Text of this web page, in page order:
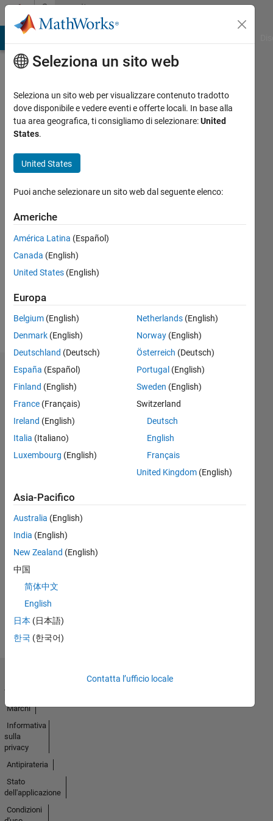
Vai al contenutoCommunity
Profile
jun
seen:
circa
anno fa
dal 2024
Following:
Follow
Badge
No
Badges
Earned
Guarda
tutto
Badge
Seleziona un sito web
Seleziona un sito web per visualizzare contenuto tradotto
dove disponibile e vedere eventi e offerte locali. In base alla
tua area geografica, ti consigliamo di selezionare:United
States.
United States
Puoi anche selezionare un sito web dal seguente elenco:
Americhe
América Latina (Español)
Canada (English)
United States (English)
Europa
Belgium (English)
Denmark (English)
Deutschland (Deutsch)
España (Español)
Finland (English)
France (Français)
Ireland (English)
Italia (Italiano)
Luxembourg (English)
Netherlands(English)
Norway(English)
Österreich (Deutsch)
Portugal (English)
Sweden (English)
Switzerland
Deutsch
English
Français
United Kingdom(English)
Asia-Pacifico
Australia (English)
India (English)
New Zealand (English)
中国
简体中文
English
日本 (日本語)
한국 (한국어)
Contatta l’ufficio locale
fiducia
Marchi
Informativa
sulla
privacy
Antipirateria
Stato
dell'applicazione
Condizioni